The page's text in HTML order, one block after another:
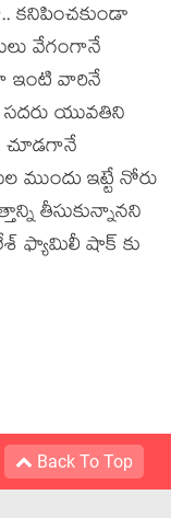
కనిపించకుండా
వేగంగానే
ఇంటి వారినే
యువతిని
చూడగానే
ఇట్టే నోరు
తీసుకున్నానని
ఫ్యామిలీ షాక్ కు
Back To Top